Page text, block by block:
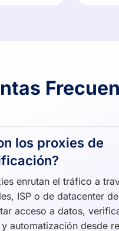
los proxies de
enrutan el tráfico a
ISP o de datacenter
acceso a datos,
automatización desde